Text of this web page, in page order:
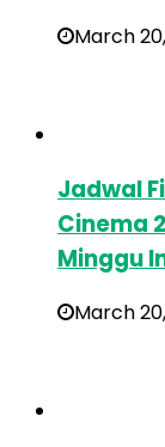
March
Jadwal
Cinema
Minggu
March